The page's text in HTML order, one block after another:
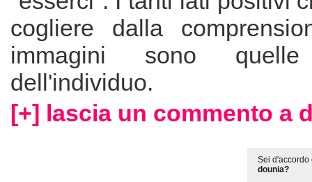
cogliere dalla
immagini sono quelle
dell'individuo.
[+] lascia un commento a
Sei d'accordo
dounia?